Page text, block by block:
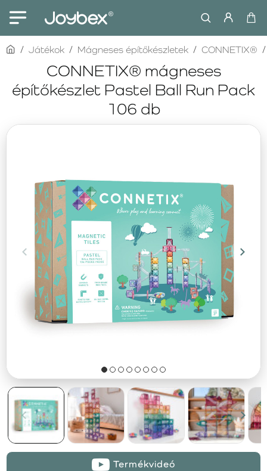
CONNETIX® mágneses
építőkészlet Pastel Ball Run Pack
106 db
homeJátékok Mágneses építőkészletek CONNETIX®
Termékvideó